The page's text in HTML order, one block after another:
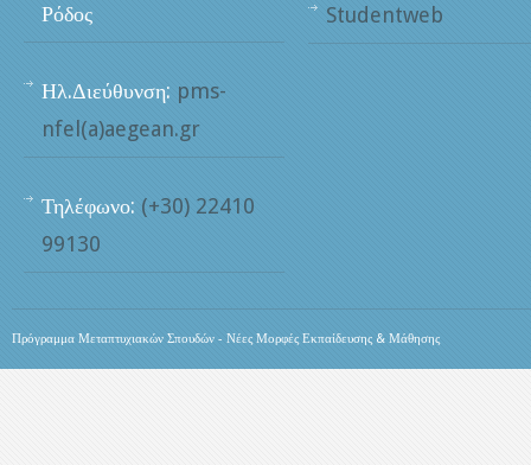
Ρόδος
Ηλ.Διεύθυνση: pms-
nfel(a)aegean.gr
Τηλέφωνο: (+30) 22410
99130
Studentweb
Πρόγραμμα Μεταπτυχιακών Σπουδών - Νέες Μορφές Εκπαίδευσης & Μάθησης